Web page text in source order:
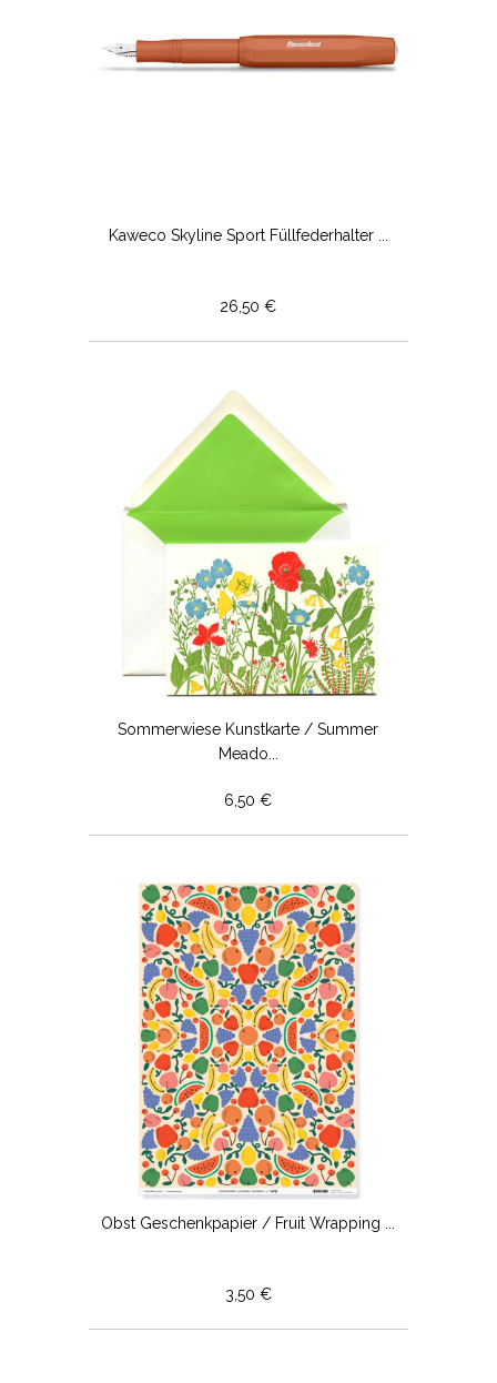
Kaweco Skyline Sport Füllfederhalter ...
26,50 €
Sommerwiese Kunstkarte / Summer
Meado...
6,50 €
Obst Geschenkpapier / Fruit Wrapping ...
3,50 €